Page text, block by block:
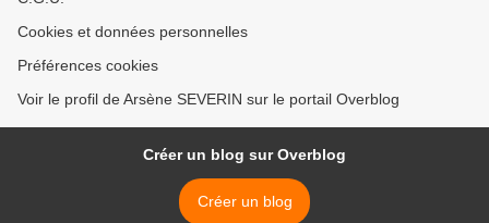
Cookies et données personnelles
Préférences cookies
Voir le profil de Arsène SEVERIN sur le portail Overblog
Créer un blog sur Overblog
Créer un blog